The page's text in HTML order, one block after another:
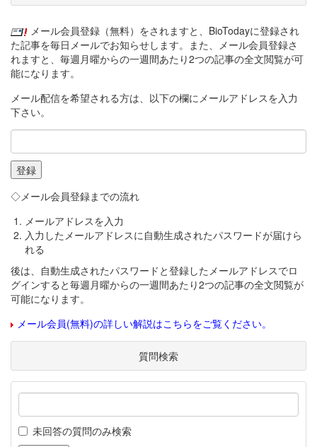
メール会員登録（無料）をされますと、BioTodayに登録され
た記事を毎日メールでお知らせします。また、メール会員登録さ
れますと、毎週月曜からの一週間あたり2つの記事の全文閲覧が可
能になります。
メール配信を希望される方は、以下の欄にメールアドレスを入力
下さい。
◇メール会員登録までの流れ
メールアドレスを入力
入力したメールアドレスに自動生成されたパスワードが届けら
れる
後は、自動生成されたパスワードと登録したメールアドレスでロ
グインすると毎週月曜からの一週間あたり2つの記事の全文閲覧が
可能になります。
メール会員(無料)の詳しい解説はこちらをご覧ください。
質問検索
未回答の質問のみ検索